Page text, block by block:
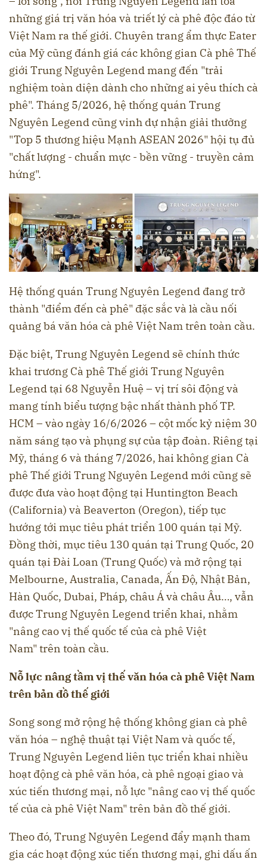
những giá trị văn hóa và triết lý cà phê độc đáo từ
Việt Nam ra thế giới. Chuyên trang ẩm thực Eater
của Mỹ cũng đánh giá các không gian Cà phê Thế
giới Trung Nguyên Legend mang đến "trải
nghiệm toàn diện dành cho những ai yêu thích cà
phê". Tháng 5/2026, hệ thống quán Trung
Nguyên Legend cũng vinh dự nhận giải thưởng
"Top 5 thương hiệu Mạnh ASEAN 2026" hội tụ đủ
"chất lượng - chuẩn mực - bền vững - truyền cảm
hứng".
Hệ thống quán Trung Nguyên Legend đang trở
thành "điểm đến cà phê" đặc sắc và là cầu nối
quảng bá văn hóa cà phê Việt Nam trên toàn cầu.
Đặc biệt, Trung Nguyên Legend sẽ chính thức
khai trương Cà phê Thế giới Trung Nguyên
Legend tại 68 Nguyễn Huệ – vị trí sôi động và
mang tính biểu tượng bậc nhất thành phố TP.
HCM – vào ngày 16/6/2026 – cột mốc kỷ niệm 30
năm sáng tạo và phụng sự của tập đoàn. Riêng tại
Mỹ, tháng 6 và tháng 7/2026, hai không gian Cà
phê Thế giới Trung Nguyên Legend mới cũng sẽ
được đưa vào hoạt động tại Huntington Beach
(California) và Beaverton (Oregon), tiếp tục
hướng tới mục tiêu phát triển 100 quán tại Mỹ.
Đồng thời, mục tiêu 130 quán tại Trung Quốc, 20
quán tại Đài Loan (Trung Quốc) và mở rộng tại
Melbourne, Australia, Canada, Ấn Độ, Nhật Bản,
Hàn Quốc, Dubai, Pháp, châu Á và châu Âu…, vẫn
được Trung Nguyên Legend triển khai, nhằm
"nâng cao vị thế quốc tế của cà phê Việt
Nam" trên toàn cầu.
Nỗ lực nâng tầm vị thế văn hóa cà phê Việt Nam
trên bản đồ thế giới
Song song mở rộng hệ thống không gian cà phê
văn hóa – nghệ thuật tại Việt Nam và quốc tế,
Trung Nguyên Legend liên tục triển khai nhiều
hoạt động cà phê văn hóa, cà phê ngoại giao và
xúc tiến thương mại, nỗ lực "nâng cao vị thế quốc
tế của cà phê Việt Nam" trên bản đồ thế giới.
Theo đó, Trung Nguyên Legend đẩy mạnh tham
gia các hoạt động xúc tiến thương mại, ghi dấu ấn